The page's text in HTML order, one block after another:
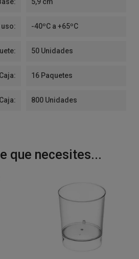
-40ºC a +65ºC
50 Unidades
16 Paquetes
800 Unidades
que necesites...